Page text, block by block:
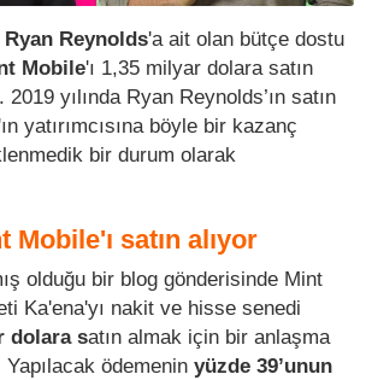
Ryan Reynolds'a ait olan bütçe dostu
Mobile'ı 1,35 milyar dolara satın
2019 yılında Ryan Reynolds’ın satın
yatırımcısına böyle bir kazanç
bir durum olarak
Mobile'ı satın alıyor
olduğu bir blog gönderisinde Mint
Ka'ena'yı nakit ve hisse senedi
dolara satın almak için bir anlaşma
Yapılacak ödemenin yüzde 39’unun